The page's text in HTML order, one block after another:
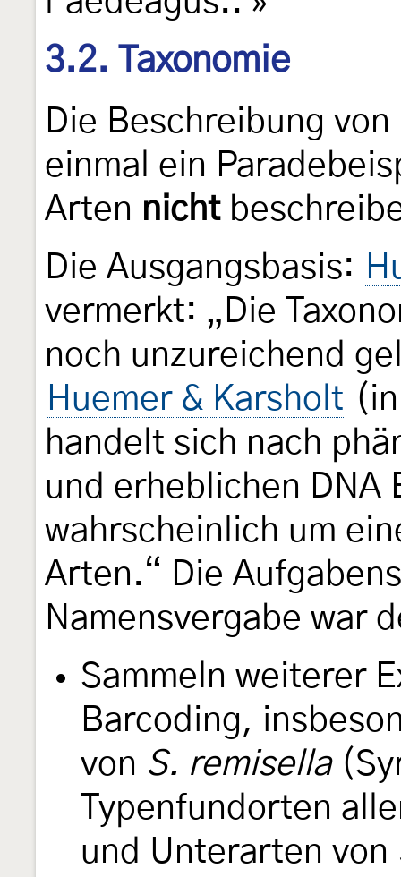
3.2. Taxonomie
Die Beschreibung von
einmal ein
Arten nicht
Die Ausgangsbasis:
vermerkt: „Die
noch unzureichend
Huemer & Karsholt
handelt sich nach
und erheblichen DNA
wahrscheinlich um
Arten.“ Die
Namensvergabe war
Sammeln weiterer
Barcoding,
von S. remisella
Typenfundorten
und Unterarten von